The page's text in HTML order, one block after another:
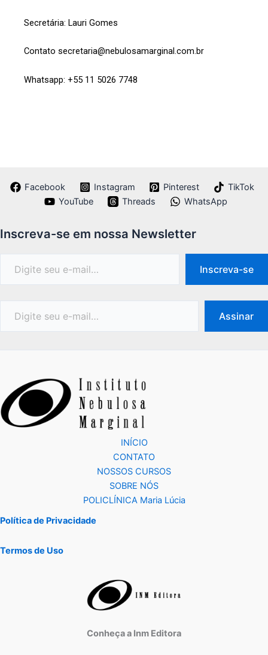
Secretária: Lauri Gomes
Contato secretaria@nebulosamarginal.com.br
Whatsapp: +55 11 5026 7748
Facebook Instagram Pinterest
TikTok
YouTube
Threads WhatsApp
Inscreva-se em nossa Newsletter
Inscreva-se
Assinar
INÍCIO
CONTATO
NOSSOS CURSOS
SOBRE NÓS
POLICLÍNICA Maria Lúcia
Política de Privacidade
Termos de Uso
Conheça a Inm Editora